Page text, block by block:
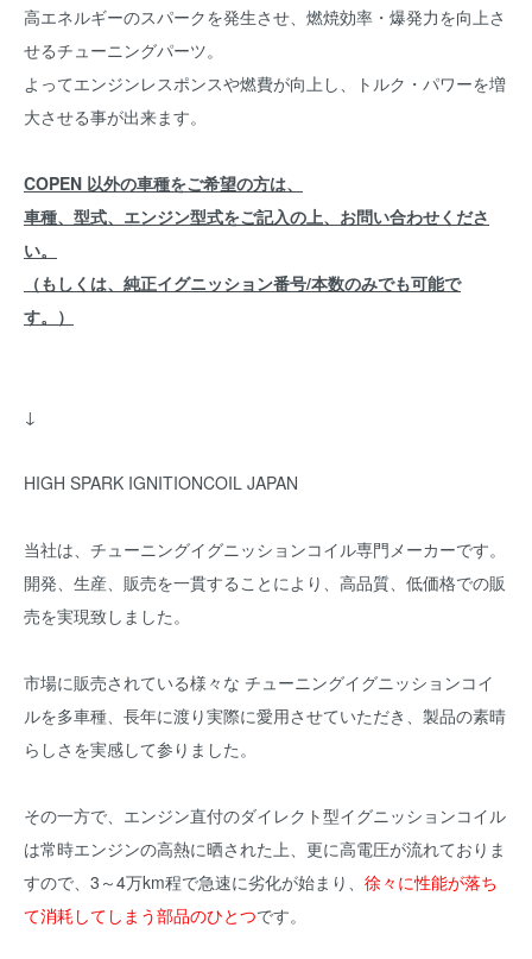
高エネルギーのスパークを発生させ、燃焼効率・爆発力を向上さ
せるチューニングパーツ。
よってエンジンレスポンスや燃費が向上し、トルク・パワーを増
大させる事が出来ます。
COPEN 以外の車種をご希望の方は、
車種、型式、エンジン型式をご記入の上、お問い合わせくださ
い。
（もしくは、純正イグニッション番号/本数のみでも可能で
す。）
↓
HIGH SPARK IGNITIONCOIL JAPAN
当社は、チューニングイグニッションコイル専門メーカーです。
開発、生産、販売を一貫することにより、高品質、低価格での販
売を実現致しました。
市場に販売されている様々な チューニングイグニッションコイ
ルを多車種、長年に渡り実際に愛用させていただき、製品の素晴
らしさを実感して参りました。
その一方で、エンジン直付のダイレクト型イグニッションコイル
は常時エンジンの高熱に晒された上、更に高電圧が流れておりま
すので、3～4万km程で急速に劣化が始まり、 徐々に性能が落ち
て消耗してしまう部品のひとつです。